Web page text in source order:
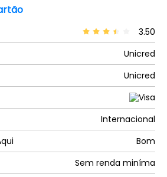
3.50
Unicred
Unicred
Internacional
Bom
Sem renda miníma